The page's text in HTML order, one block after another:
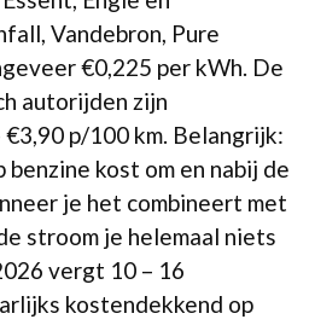
Vandebron, Pure
€0,225 per kWh. De
autorijden zijn
p/100 km. Belangrijk:
benzine kost om en nabij de
je het combineert met
stroom je helemaal niets
vergt 10 – 16
kostendekkend op